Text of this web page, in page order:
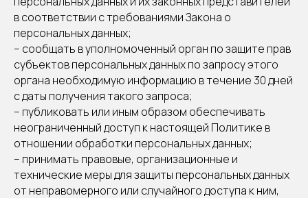
в соответствии с требованиями Закона о
персональных данных;
– сообщать в уполномоченный орган по защите прав
субъектов персональных данных по запросу этого
органа необходимую информацию в течение 30 дней
с даты получения такого запроса;
– публиковать или иным образом обеспечивать
неограниченный доступ к настоящей Политике в
отношении обработки персональных данных;
– принимать правовые, организационные и
технические меры для защиты персональных данных
от неправомерного или случайного доступа к ним,